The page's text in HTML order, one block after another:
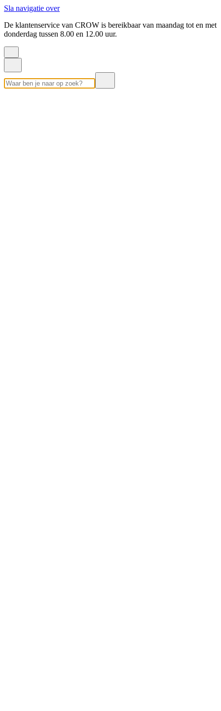
Sla navigatie over
De klantenservice van CROW is bereikbaar van maandag tot en met
donderdag tussen 8.00 en 12.00 uur.